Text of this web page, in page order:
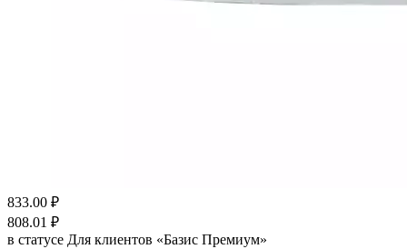
833.00 ₽
808.01 ₽
в статусе Для клиентов «Базис Премиум»